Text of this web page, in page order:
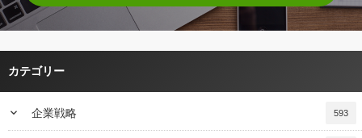
カテゴリー
keyboard_arrow_down 企業戦略 593